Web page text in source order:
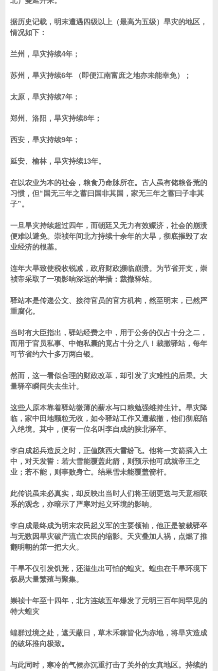
据历史记载，明末遭遇四级以上（最高为五级）旱灾的地区，
情况如下：
兰州，旱灾持续4年；
苏州，旱灾持续6年 （即便江南富庶之地亦未能幸免）；
太原，旱灾持续7年；
郑州、洛阳，旱灾持续8年；
西安，旱灾持续9年；
延安、榆林，旱灾持续13年。
在以农业为本的社会，粮食乃命脉所在。古人虽有储粮备荒的
习惯，但“国无三年之蓄曰国非其国，家无三年之蓄曰子非其
子”。
一旦旱灾持续超过四年，而朝廷又无力有效赈济，社会的崩溃
便难以避免。崇祯年间北方持续十余年的大旱，彻底摧毁了农
业经济的根基。
连年大旱致使税收锐减，政府财政濒临崩溃。为节省开支，崇
祯帝采取了一项影响深远的举措：裁撤驿站。
驿站本是传递公文、接待官员的官方机构，然至明末，已然严
重腐化。
当时有大臣指出，驿站经费之中，用于公务的仅占十分之二，
而用于官员私事、中饱私囊的竟占十分之八！裁撤驿站，每年
可节省约六十多万两白银。
然而，这一看似合理的财政改革，却引发了灾难性的后果。大
量驿卒瞬间失去生计。
这些人原本靠着驿站微薄的薪水与口粮勉强维持生计。旱灾降
临，家中田地颗粒无收，如今驿站工作又遭裁撤，他们彻底陷
入绝境。其中，便有一位名叫李自成的陕北驿卒。
李自成起兵造反之时，正值陕西大雪纷飞。他将一支箭插入土
中，对天发誓：若大雪能覆盖此箭，则预示他可成就帝王之
业；若不能，则事败身亡。结果雪未能覆盖箭杆。
此传说虽未必真实，却反映出当时人们将王朝更迭与天意相联
系的观念，亦暗示了严寒对起义环境的影响。
李自成最终成为明末农民起义军的主要领袖，他正是被裁驿卒
与无数因旱灾破产流亡农民的缩影。天灾叠加人祸，点燃了推
翻明朝的第一把大火。
干旱不仅引发饥荒，还滋生出可怕的蝗灾。蝗虫在干旱环境下
极易大量繁殖与聚集。
崇祯十年至十四年，北方连续五年爆发了元明三百年间罕见的
特大蝗灾
蝗群过境之处，遮天蔽日，草木禾稼皆化为赤地，将旱灾造成
的破坏推向极致。
与此同时，寒冷的气候亦沉重打击了关外的女真地区。持续的